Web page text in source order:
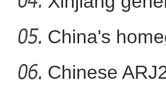
新疆大
China's
Chinese